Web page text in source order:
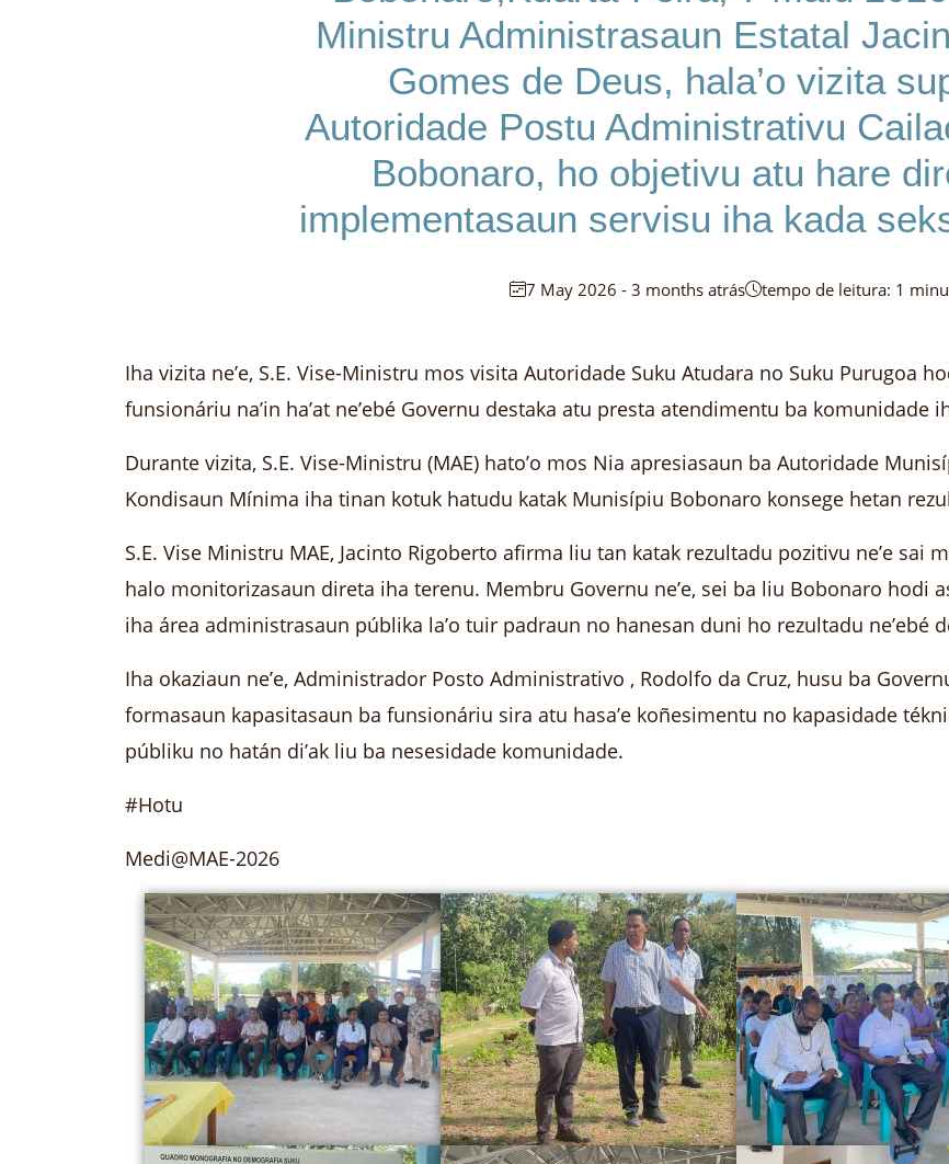
Ministru Administrasaun Estatal
Gomes de Deus, hala’o vizita
Autoridade Postu Administrativu
Bobonaro, ho objetivu atu hare
implementasaun servisu iha kada
7 May 2026 - 3 months atrás tempo de leitura: 1
Iha vizita ne’e, S.E. Vise-Ministru mos visita Autoridade Suku Atudara no Suku Purugoa
funsionáriu na’in ha’at ne’ebé Governu destaka atu presta atendimentu ba komunidade
Durante vizita, S.E. Vise-Ministru (MAE) hato’o mos Nia apresiasaun ba Autoridade
Kondisaun Mínima iha tinan kotuk hatudu katak Munisípiu Bobonaro konsege hetan
S.E. Vise Ministru MAE, Jacinto Rigoberto afirma liu tan katak rezultadu pozitivu ne’e
halo monitorizasaun direta iha terenu. Membru Governu ne’e, sei ba liu Bobonaro hodi
iha área administrasaun públika la’o tuir padraun no hanesan duni ho rezultadu ne’ebé
Iha okaziaun ne’e, Administrador Posto Administrativo , Rodolfo da Cruz, husu ba
formasaun kapasitasaun ba funsionáriu sira atu hasa’e koñesimentu no kapasidade
públiku no hatán di’ak liu ba nesesidade komunidade.
#Hotu
Medi@MAE-2026